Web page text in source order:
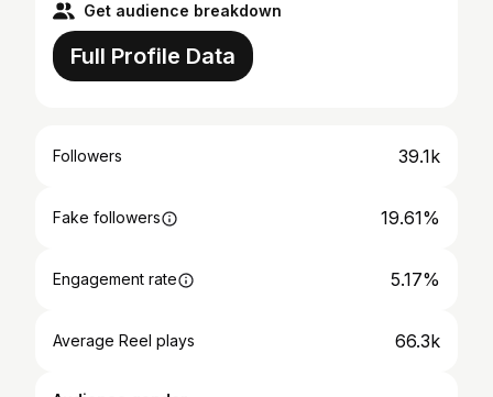
Get audience breakdown
Full Profile Data
Followers 39.1k
Fake followers 19.61%
Engagement rate 5.17%
Average Reel plays 66.3k